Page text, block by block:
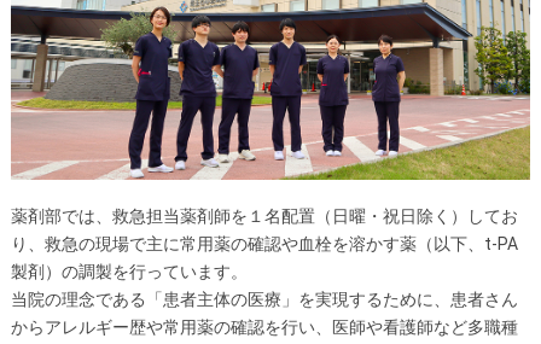
薬剤部では、救急担当薬剤師を１名配置（日曜・祝日除く）してお
り、救急の現場で主に常用薬の確認や血栓を溶かす薬（以下、t-PA
製剤）の調製を行っています。
当院の理念である「患者主体の医療」を実現するために、患者さん
からアレルギー歴や常用薬の確認を行い、医師や看護師など多職種